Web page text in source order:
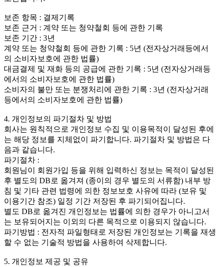
보존 항목 : 결제기록
보존 근거 : 계약 또는 청약철회 등에 관한 기록
보존 기간 : 3년
계약 또는 청약철회 등에 관한 기록 : 5년 (전자상거래등에서
의 소비자보호에 관한 법률)
대금결제 및 재화 등의 공급에 관한 기록 : 5년 (전자상거래등
에서의 소비자보호에 관한 법률)
소비자의 불만 또는 분쟁처리에 관한 기록 : 3년 (전자상거래
등에서의 소비자보호에 관한 법률)
4. 개인정보의 파기절차 및 방법
회사는 원칙적으로 개인정보 수집 및 이용목적이 달성된 후에
는 해당 정보를 지체없이 파기합니다. 파기절차 및 방법은 다
음과 같습니다.
파기절차 :
회원님이 회원가입 등을 위해 입력하신 정보는 목적이 달성된
후 별도의 DB로 옮겨져 (종이의 경우 별도의 서류함) 내부 방
침 및 기타 관련 법령에 의한 정보보호 사유에 따라 (보유 및
이용기간 참조) 일정 기간 저장된 후 파기되어집니다.
별도 DB로 옮겨진 개인정보는 법률에 의한 경우가 아니고서
는 보유되어지는 이외의 다른 목적으로 이용되지 않습니다.
파기방법 : 전자적 파일형태로 저장된 개인정보는 기록을 재생
할 수 없는 기술적 방법을 사용하여 삭제합니다.
5. 개인정보 제공 및 공유